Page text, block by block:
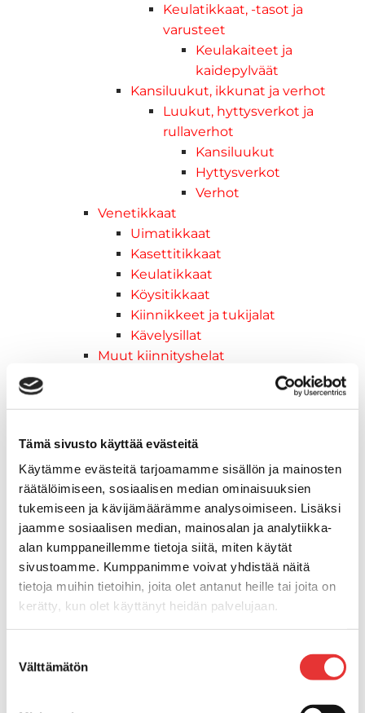
Tämä sivusto käyttää evästeitä
Käytämme evästeitä tarjoamamme sisällön ja mainosten
räätälöimiseen, sosiaalisen median ominaisuuksien
tukemiseen ja kävijämäärämme analysoimiseen. Lisäksi
jaamme sosiaalisen median, mainosalan ja analytiikka-
alan kumppaneillemme tietoja siitä, miten käytät
sivustoamme. Kumppanimme voivat yhdistää näitä
tietoja muihin tietoihin, joita olet antanut heille tai joita on
kerätty, kun olet käyttänyt heidän palvelujaan.
valinta
Välttämätön
Keulatikkaat, -tasot ja
varusteet
Keulakaiteet ja
kaidepylväät
Kansiluukut, ikkunat ja verhot
Luukut, hyttysverkot ja
rullaverhot
Kansiluukut
Hyttysverkot
Verhot
Venetikkaat
Uimatikkaat
Kasettitikkaat
Keulatikkaat
Köysitikkaat
Kiinnikkeet ja tukijalat
Kävelysillat
Muut kiinnityshelat
Tuulilasin kiinnike
Törmäyslista
Kansikate
Reuna- ja ikkunalistat
Alumiinilistat
Kävelysillat ja Taavetit
Kiinnitysvarret
SUP-laudan telineet
Kuljetusramppien tarvikkeet